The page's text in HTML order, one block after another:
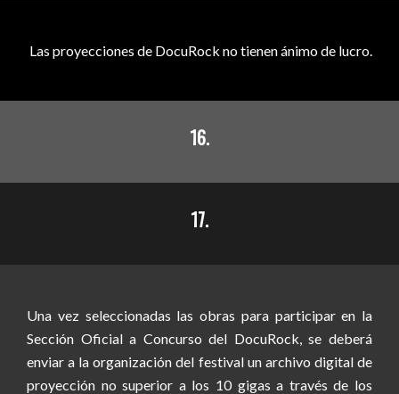
Las proyecciones de DocuRock no tienen ánimo de lucro.
16.
17.
Una vez seleccionadas las obras para participar en la
Sección Oficial a Concurso del DocuRock, se deberá
enviar a la organización del festival un archivo digital de
proyección no superior a los 10 gigas a través de los